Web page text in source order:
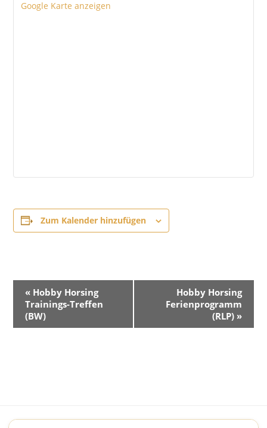
Google Karte anzeigen
Zum Kalender hinzufügen
a
t
« Hobby Horsing
Trainings-Treffen
(BW)
Hobby Horsing
Ferienprogramm
(RLP) »